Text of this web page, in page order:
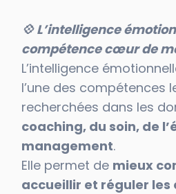
💠 L’intelligence
compétence cœur de
L’intelligence
l’une des compétences
recherchées dans les
coaching, du soin, de
management.
Elle permet de mieux
accueillir et réguler les